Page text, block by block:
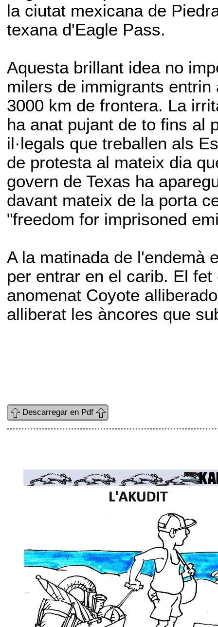
la ciutat mexicana de
texana d'Eagle Pass.
Aquesta brillant idea no
milers de immigrants
3000 km de frontera. La
ha anat pujant de to fins al
il·legals que treballen als
de protesta al mateix dia
govern de Texas ha
davant mateix de la porta
"freedom for imprisoned
A la matinada de l'endemà
per entrar en el carib. El
anomenat Coyote
alliberat les àncores que
Descarregar en Pdf